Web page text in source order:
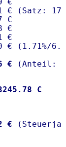
€ (Satz:
€
€
€
€ ( 1.71%/
€
€
€